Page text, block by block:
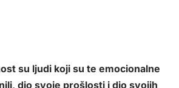
su ljudi koji su te emocionalne
dio svoje prošlosti i dio svojih